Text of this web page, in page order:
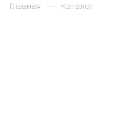
Главная — Каталог